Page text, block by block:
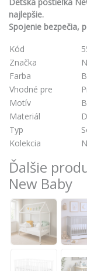
najlepšie.
Spojenie bezpečia,
Kód
Značka
Farba
Vhodné pre
Motív
Materiál
Typ
Kolekcia
Ďalšie
New Baby